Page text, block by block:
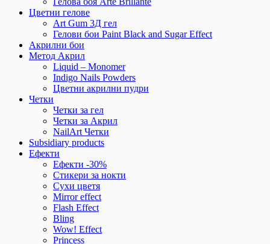
Цветни гелове
Art Gum 3Д гел
Гелови бои Paint Black and Sugar Effect
Акрилни бои
Метод Акрил
Liquid – Monomer
Indigo Nails Powders
Цветни акрилни пудри
Четки
Четки за гел
Четки за Акрил
NailArt Четки
Subsidiary products
Ефекти
Ефекти -30%
Стикери за нокти
Сухи цветя
Mirror effect
Flash Effect
Bling
Wow! Effect
Princess